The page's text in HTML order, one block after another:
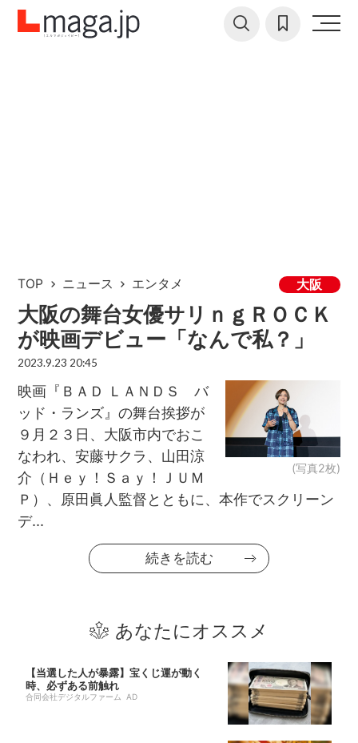
TOP ニュース エンタメ 大阪
大阪の舞台女優サリｎｇＲＯＣＫ
が映画デビュー「なんで私？」
2023.9.23 20:45
(写真2枚)
映画『ＢＡＤ ＬＡＮＤＳ バ
ッド・ランズ』の舞台挨拶が
９月２３日、大阪市内でおこ
なわれ、安藤サクラ、山田涼
介（Ｈｅｙ！Ｓａｙ！ＪＵＭ
Ｐ）、原田眞人監督とともに、本作でスクリーン
デ...
続きを読む
あなたにオススメ
【当選した人が暴露】宝くじ運が動く
時、必ずある前触れ
合同会社デジタルファーム AD